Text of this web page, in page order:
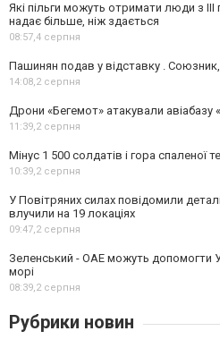
Які пільги можуть отримати люди з III
надає більше, ніж здається
08:57,4 серпня
Пашинян подав у відставку .
14:08,2 серпня
Дрони «Бегемот» атакували авіабазу
11:39,2 серпня
Мінус 1 500 солдатів і гора спаленої
10:39,2 серпня
У Повітряних силах повідомили
влучили на 19 локаціях
09:47,2 серпня
Зеленський - ОАЕ можуть допомогти
морі
08:39,2 серпня
Рубрики новин